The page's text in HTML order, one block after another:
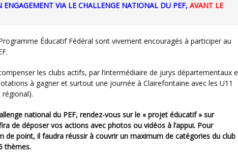
ENGAGEMENT VIA LE CHALLENGE NATIONAL DU PEF, AVANT LE
à gagner et surtout une journée à Clairefontaine avec les U11
de déposer vos actions avec photos ou vidéos à l’appui. Pour
de point, il faudra réussir à couvrir un maximum de catégories du club
thèmes.